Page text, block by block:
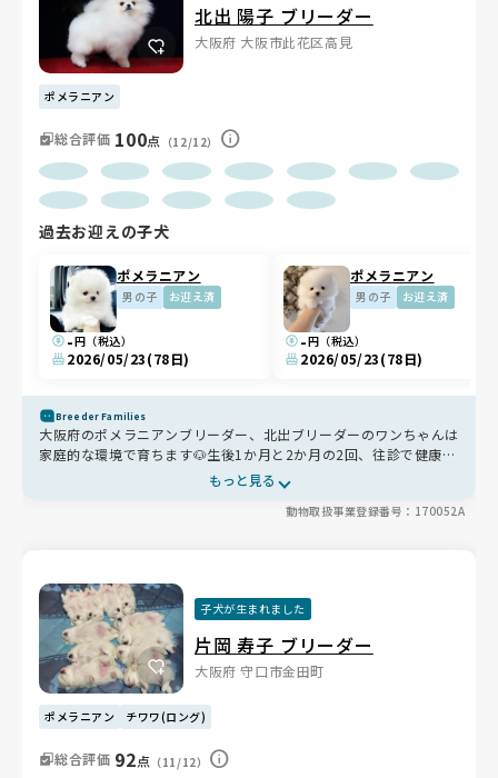
北出 陽子 ブリーダー
大阪府 大阪市此花区高見
ポメラニアン
総合評価 100点 （12/12）
過去お迎えの子犬
ポメラニアン
男の子 お迎え済
-円（税込）
2026/05/23(78日)
ポメラニアン
男の子 お迎え済
-円（税込）
2026/05/23(78日)
Breeder Families
大阪府のポメラニアンブリーダー、北出ブリーダーのワンちゃんは
家庭的な環境で育ちます🐶生後1か月と2か月の2回、往診で健康チ
ェックを行い健康診断書も作成し、目的に応じて病院も使い分けて
います。親犬には重要項目の遺伝子検査を実施し、問題のない組み
合わせを選んで交配。食事はアレルギーに配慮したグレインフリー
る、健康と愛情の行き届いたブリーダーです🐾
もっと見る
動物取扱事業登録番号：170052A
子犬が生まれました
片岡 寿子 ブリーダー
大阪府 守口市金田町
ポメラニアン チワワ(ロング)
総合評価 92点 （11/12）